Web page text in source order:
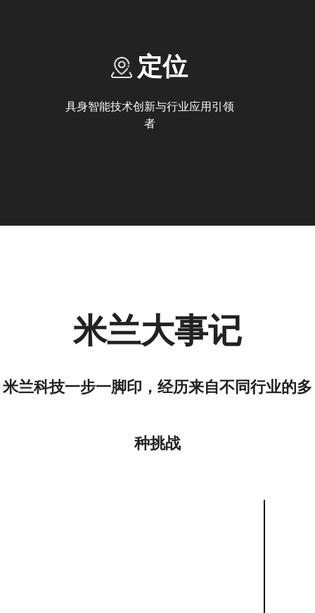
定位
具身智能技术创新与行业应用引领
者
米兰大事记
米兰科技一步一脚印，经历来自不同行业的多
种挑战